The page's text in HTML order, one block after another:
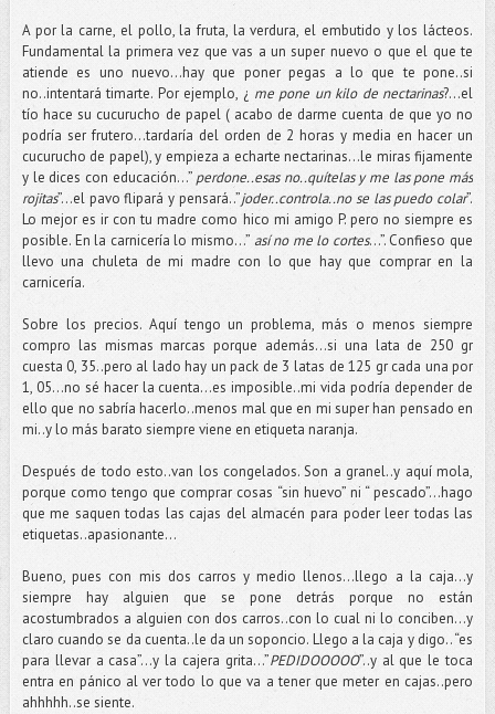
A por la carne, el pollo, la fruta, la verdura, el embutido y los lácteos.
Fundamental la primera vez que vas a un super nuevo o que el que te
atiende es uno nuevo…hay que poner pegas a lo que te pone..si
no..intentará timarte. Por ejemplo, ¿ me pone un kilo de nectarinas?...el
tío hace su cucurucho de papel ( acabo de darme cuenta de que yo no
podría ser frutero…tardaría del orden de 2 horas y media en hacer un
cucurucho de papel), y empieza a echarte nectarinas…le miras fijamente
y le dices con educación…” perdone..esas no..quítelas y me las pone más
rojitas”…el pavo flipará y pensará..”joder..controla..no se las puedo colar”.
Lo mejor es ir con tu madre como hico mi amigo P. pero no siempre es
posible. En la carnicería lo mismo…” así no me lo cortes…”. Confieso que
llevo una chuleta de mi madre con lo que hay que comprar en la
carnicería.
Sobre los precios. Aquí tengo un problema, más o menos siempre
compro las mismas marcas porque además…si una lata de 250 gr
cuesta 0, 35..pero al lado hay un pack de 3 latas de 125 gr cada una por
1, 05…no sé hacer la cuenta…es imposible..mi vida podría depender de
ello que no sabría hacerlo..menos mal que en mi super han pensado en
mi..y lo más barato siempre viene en etiqueta naranja.
Después de todo esto..van los congelados. Son a granel..y aquí mola,
porque como tengo que comprar cosas “sin huevo” ni “ pescado”…hago
que me saquen todas las cajas del almacén para poder leer todas las
etiquetas..apasionante…
Bueno, pues con mis dos carros y medio llenos…llego a la caja…y
siempre hay alguien que se pone detrás porque no están
acostumbrados a alguien con dos carros..con lo cual ni lo conciben…y
claro cuando se da cuenta..le da un soponcio. Llego a la caja y digo.. “es
para llevar a casa”…y la cajera grita…”PEDIDOOOOO”..y al que le toca
entra en pánico al ver todo lo que va a tener que meter en cajas..pero
ahhhhh..se siente.